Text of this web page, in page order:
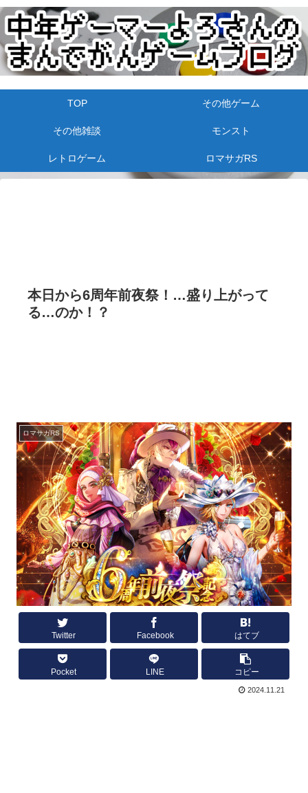
TOP その他ゲーム
その他雑談 モンスト
レトロゲーム ロマサガRS
本日から6周年前夜祭！…盛り上がって
る…のか！？
ロマサガRS
Twitter Facebook はてブ
Pocket LINE コピー
2024.11.21